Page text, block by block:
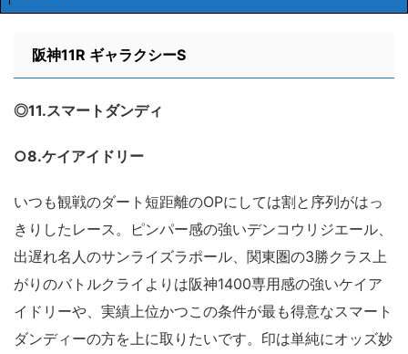
阪神11R ギャラクシーS
◎11.スマートダンディ
○8.ケイアイドリー
いつも観戦のダート短距離のOPにしては割と序列がはっ
きりしたレース。ピンパー感の強いデンコウリジエール、
出遅れ名人のサンライズラポール、関東圏の3勝クラス上
がりのバトルクライよりは阪神1400専用感の強いケイア
イドリーや、実績上位かつこの条件が最も得意なスマート
ダンディーの方を上に取りたいです。印は単純にオッズ妙